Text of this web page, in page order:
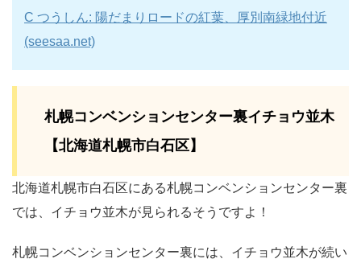
C つうしん: 陽だまりロードの紅葉、厚別南緑地付近
(seesaa.net)
札幌コンベンションセンター裏イチョウ並木
【北海道札幌市⽩⽯区】
北海道札幌市⽩⽯区にある札幌コンベンションセンター裏
では、イチョウ並木が見られるそうですよ！
札幌コンベンションセンター裏には、イチョウ並木が続い